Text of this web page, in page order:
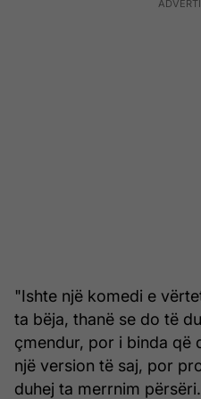
"Ishte një komedi e
ta bëja, thanë se do të
çmendur, por i binda që
një version të saj, por
duhej ta merrnim